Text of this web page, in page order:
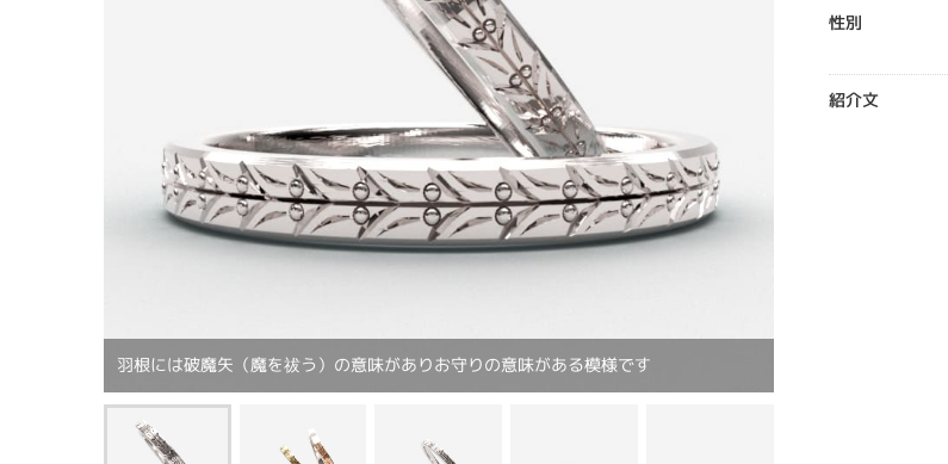
羽根には破魔矢（魔を祓う）の意味がありお守りの意味がある模様です
性別
紹介文